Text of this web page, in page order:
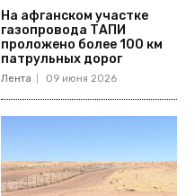
На афганском участке
газопровода ТАПИ
проложено более 100 км
патрульных дорог
Лента 09 июня 2026